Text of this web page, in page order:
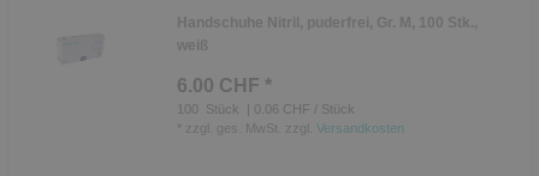
Handschuhe Nitril, puderfrei, Gr. M, 100 Stk.,
weiß
6.00 CHF *
100 Stück
| 0.06 CHF / Stück
zzgl. ges. MwSt. zzgl. Versandkosten